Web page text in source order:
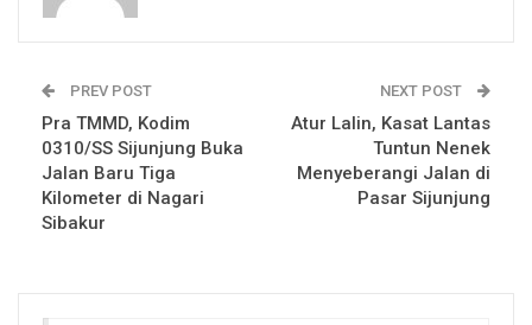
PREV POST
Pra TMMD, Kodim
0310/SS Sijunjung Buka
Jalan Baru Tiga
Kilometer di Nagari
Sibakur
NEXT POST
Atur Lalin, Kasat Lantas
Tuntun Nenek
Menyeberangi Jalan di
Pasar Sijunjung